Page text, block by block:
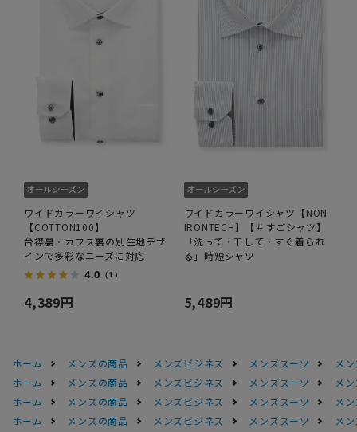
ワイドカラーワイシャツ
【COTTON100】
台襟裏・カフス裏の別生地デザ
インで多彩なニーズに対応
4.0 （1）
4,389円
ワイドカラーワイシャツ【NON
IRONTECH】【＃すごシャツ】
「洗って・干して・すぐ着られ
る」時短シャツ
5,489円
ホーム メンズの商品 メンズビジネス メンズスーツ
メ
ホーム
メンズの商品 メンズビジネス メンズスーツ
メ
ホーム
メンズの商品 メンズビジネス メンズスーツ
メ
ホーム
メンズの商品 メンズビジネス メンズスーツ
メ